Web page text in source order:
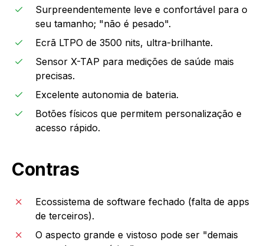
Surpreendentemente leve e confortável para o
seu tamanho; "não é pesado".
Ecrã LTPO de 3500 nits, ultra-brilhante.
Sensor X-TAP para medições de saúde mais
precisas.
Excelente autonomia de bateria.
Botões físicos que permitem personalização e
acesso rápido.
Contras
Ecossistema de software fechado (falta de apps
de terceiros).
O aspecto grande e vistoso pode ser "demais